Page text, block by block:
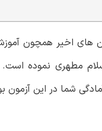
های اخیر همچون
مطهری نموده
شما در این